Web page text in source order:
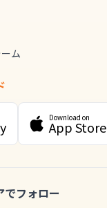
ム
Download on
App Store
でフォロー